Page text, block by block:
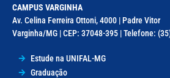
CAMPUS VARGINHA
Av. Celina Ferreira Ottoni, 4000 | Padre Vitor
Varginha/MG | CEP: 37048-395 | Telefone:
Estude na UNIFAL-MG
Graduação